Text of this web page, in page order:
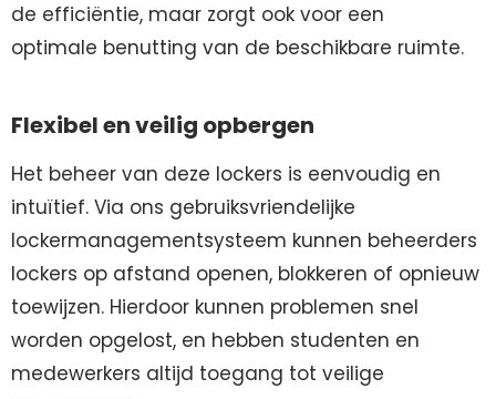
de efficiëntie, maar zorgt ook voor een
optimale benutting van de beschikbare ruimte.
Flexibel en veilig opbergen
Het beheer van deze lockers is eenvoudig en
intuïtief. Via ons gebruiksvriendelijke
lockermanagementsysteem kunnen beheerders
lockers op afstand openen, blokkeren of opnieuw
toewijzen. Hierdoor kunnen problemen snel
worden opgelost, en hebben studenten en
medewerkers altijd toegang tot veilige